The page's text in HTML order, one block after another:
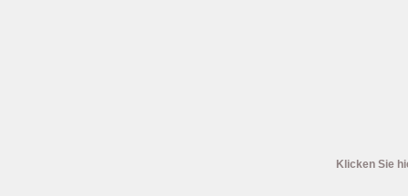
Klicken Sie